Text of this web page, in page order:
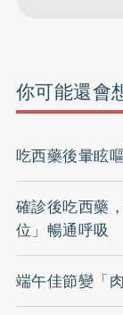
你可能還會
吃西藥後暈眩
確診後吃西藥
位」暢通呼吸
端午佳節變「